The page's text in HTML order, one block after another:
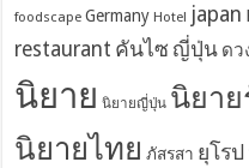
foodscape Germany Hotel japan
restaurant คันไซ ญี่ปุ่น ดว
นิยาย นิยายญี่ปุ่น นิยาย
นิยายไทย ภัสรสา ยุโรป